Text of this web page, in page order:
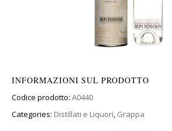
INFORMAZIONI SUL PRODOTTO
Codice prodotto: A0440
Categories: Distillati e Liquori, Grappa